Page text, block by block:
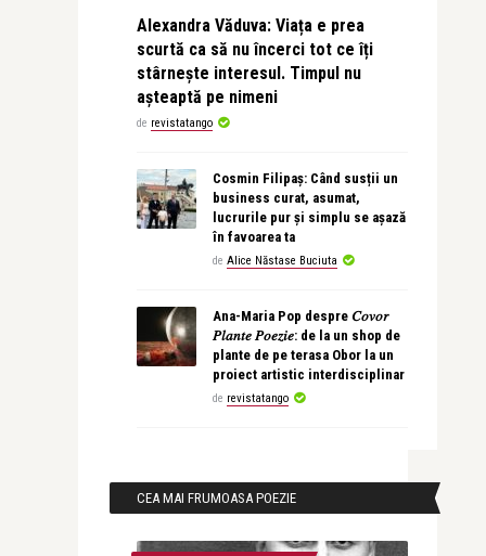
Alexandra Văduva: Viața e prea
scurtă ca să nu încerci tot ce îți
stârnește interesul. Timpul nu
așteaptă pe nimeni
de revistatango
Cosmin Filipaș: Când susții un
business curat, asumat,
lucrurile pur și simplu se așază
în favoarea ta
de Alice Năstase Buciuta
Ana-Maria Pop despre 𝐶𝑜𝑣𝑜𝑟
𝑃𝑙𝑎𝑛𝑡𝑒 𝑃𝑜𝑒𝑧𝑖𝑒: de la un shop de
plante de pe terasa Obor la un
proiect artistic interdisciplinar
de revistatango
CEA MAI FRUMOASA POEZIE